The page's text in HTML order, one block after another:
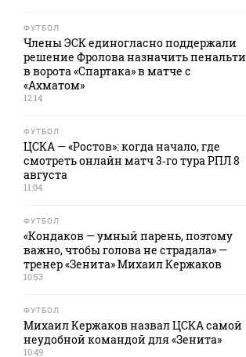
ФУТБОЛ
Члены ЭСК единогласно поддержали
решение Фролова назначить пенальти
в ворота «Спартака» в матче с
«Ахматом»
12:14
ФУТБОЛ
ЦСКА — «Ростов»: когда начало, где
смотреть онлайн матч 3‑го тура РПЛ 8
августа
11:04
ФУТБОЛ
«Кондаков — умный парень, поэтому
важно, чтобы голова не страдала» —
тренер «Зенита» Михаил Кержаков
10:53
ФУТБОЛ
Михаил Кержаков назвал ЦСКА самой
неудобной командой для «Зенита»
10:49